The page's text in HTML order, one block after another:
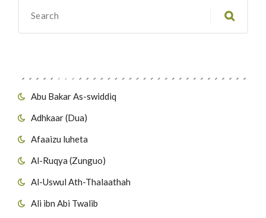
Abu Bakar As-swiddiq
Adhkaar (Dua)
Afaaizu luheta
Al-Ruqya (Zunguo)
Al-Uswul Ath-Thalaathah
Ali ibn Abi Twalib